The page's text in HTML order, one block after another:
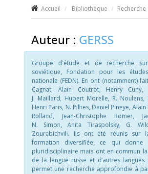
Accueil Bibliothèque Recherche
Auteur : GERSS
Groupe d'étude et de recherche
soviétique, Fondation pour les
nationale (FEDN). En ont (notamment)
Cagnat, Alain Coutrot, Henry Cuny,
J. Maillard, Hubert Morelle, R. Noulens,
Henri Paris, N. Pilhes, Daniel Pineye, Alain
Rolland, Jean-Christophe Romer,
N. Simon, Anita Tiraspolsky, G.
Zourabichvili. Ils ont été réunis sur
formation diversifiée, ce qui donne
pluridisciplinaire mais ont en commun la
de la langue russe et d’autres langues
permet une recherche approfondie à